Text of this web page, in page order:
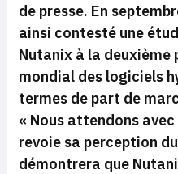
de presse. En
ainsi contesté une
Nutanix à la deuxième
mondial des logiciels
termes de part de
« Nous attendons
revoie sa perception
démontrera que